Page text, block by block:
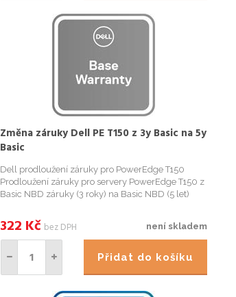
Změna záruky Dell PE T150 z 3y Basic na 5y
Basic
Dell prodloužení záruky pro PowerEdge T150
Prodloužení záruky pro servery PowerEdge T150 z
Basic NBD záruky (3 roky) na Basic NBD (5 let)
Service Tag (výrobní číslo) serveru. Záruku je
možné objednat do 1...
není skladem
322 Kč bez DPH
Přidat do košíku